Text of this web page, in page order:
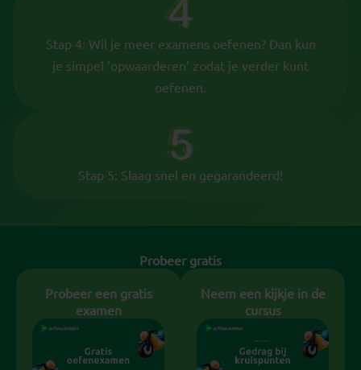
Stap 4: Wil je meer examens oefenen? Dan kun
je simpel ‘opwaarderen’ zodat je verder kunt
oefenen.
Stap 5: Slaag snel en gegarandeerd!
Probeer gratis
Probeer een gratis
examen
Neem een kijkje in de
cursus